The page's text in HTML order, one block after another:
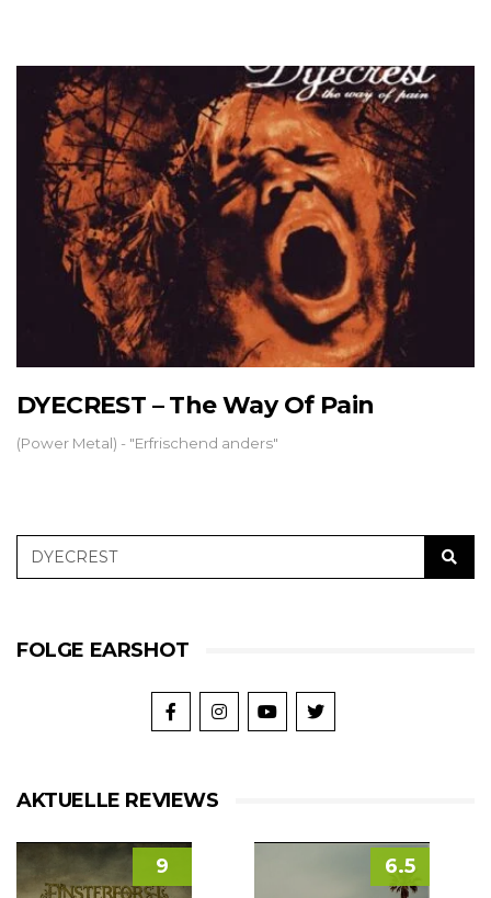
DYECREST – The Way Of Pain
(Power Metal) - "Erfrischend anders"
FOLGE EARSHOT
AKTUELLE REVIEWS
9 6.5